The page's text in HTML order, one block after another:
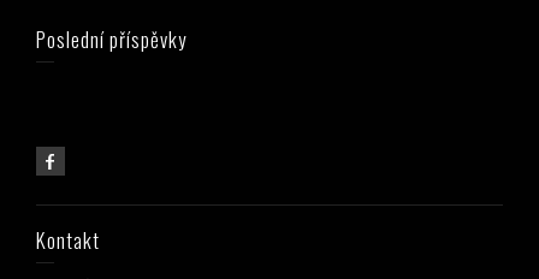
Poslední příspěvky
Kontakt